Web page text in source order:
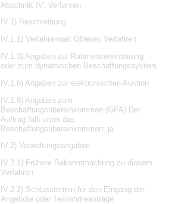
Abschnitt IV: Verfahren
IV.1) Beschreibung
IV.1.1) Verfahrensart Offenes Verfahren
IV.1.3) Angaben zur Rahmenvereinbarung
oder zum dynamischen Beschaffungssystem
IV.1.6) Angaben zur elektronischen Auktion
IV.1.8) Angaben zum
Beschaffungsübereinkommen (GPA) Der
Auftrag fällt unter das
Beschaffungsübereinkommen: ja
IV.2) Verwaltungsangaben
IV.2.1) Frühere Bekanntmachung zu diesem
Verfahren
IV.2.2) Schlusstermin für den Eingang der
Angebote oder Teilnahmeanträge